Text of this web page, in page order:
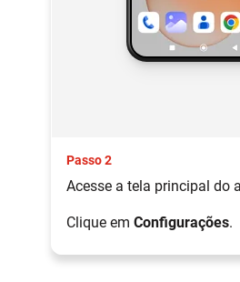
Passo 2
Acesse a tela principal do
Clique em Configurações.